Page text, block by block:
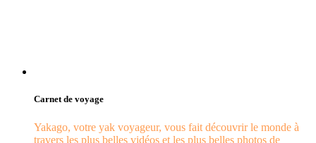
Carnet de voyage
Yakago, votre yak voyageur, vous fait découvrir le monde à
travers les plus belles vidéos et les plus belles photos de